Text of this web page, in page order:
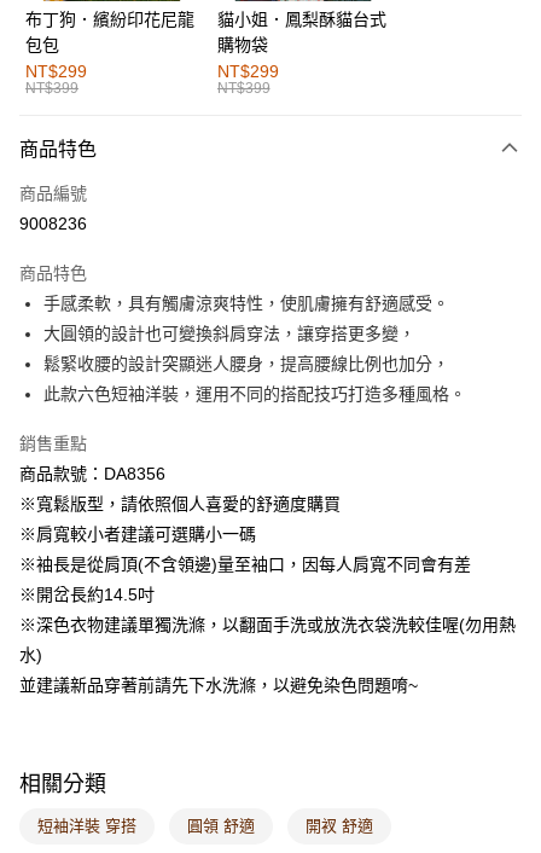
運送方式
全家取貨付款
每筆NT$60，滿NT$1,000(含以上)免運費
付款後全家取貨
萊爾富取貨付款
付款後萊爾富取貨
每筆NT$60，滿NT$1,000(含以上)免運費
7-11取貨付款
每筆NT$60，滿NT$1,000(含以上)免運費
付款後7-11取貨
每筆NT$60，滿NT$1,000(含以上)免運費
宅配
每筆NT$120，滿NT$1,000(含以上)免運費
付款後門市自取
每筆NT$60，滿NT$1,000(含以上)免運費
海外配送-港/澳/新/馬/泰國專屬
海外配送-歐美地區
布丁狗．繽紛印花尼龍
包包
NT$299
NT$399
貓小姐．鳳梨酥貓台式
購物袋
NT$299
NT$399
商品特色
商品編號
9008236
商品特色
手感柔軟，具有觸膚涼爽特性，使肌膚擁有舒適感受。
大圓領的設計也可變換斜肩穿法，讓穿搭更多變，
鬆緊收腰的設計突顯迷人腰身，提高腰線比例也加分，
此款六色短袖洋裝，運用不同的搭配技巧打造多種風格。
銷售重點
商品款號：DA8356
※寬鬆版型，請依照個人喜愛的舒適度購買
※肩寬較小者建議可選購小一碼
※袖長是從肩頂(不含領邊)量至袖口，因每人肩寬不同會有差
※開岔長約14.5吋
※深色衣物建議單獨洗滌，以翻面手洗或放洗衣袋洗較佳喔(勿用熱
水)
並建議新品穿著前請先下水洗滌，以避免染色問題唷~
相關分類
短袖洋裝 穿搭 圓領 舒適 開衩 舒適